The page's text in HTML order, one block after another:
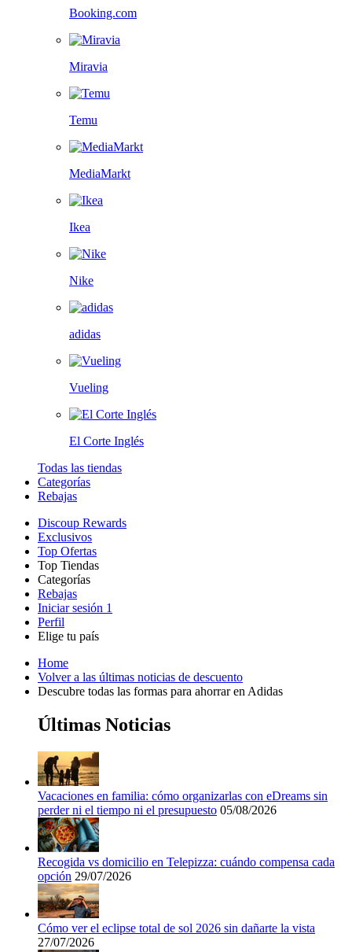
Booking.com
Miravia
Temu
MediaMarkt
Ikea
Nike
adidas
Vueling
El Corte Inglés
Todas las tiendas
Categorías
Rebajas
Discoup Rewards
Exclusivos
Top Ofertas
Top Tiendas
AliExpress
Amazon
Druni
Booking.com
Miravia
Categorías
Electrónica e
Accesorios
Hogar y
Jardín
Vacaciones y
Transporte
Rebajas
Iniciar sesión 1
Perfil
Elige tu país
States
Home
Volver a las últimas noticias de descuento
Descubre todas las formas para ahorrar en Adidas
Últimas Noticias
Vacaciones en familia: cómo organizarlas con eDreams sin
perder ni el tiempo ni el presupuesto 05/08/2026
Recogida vs domicilio en Telepizza: cuándo compensa cada
opción 29/07/2026
Cómo ver el eclipse total de sol 2026 sin dañarte la vista
27/07/2026